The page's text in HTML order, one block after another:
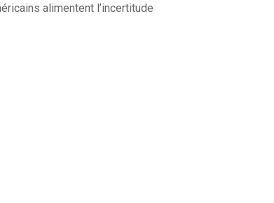
alimentent l’incertitude